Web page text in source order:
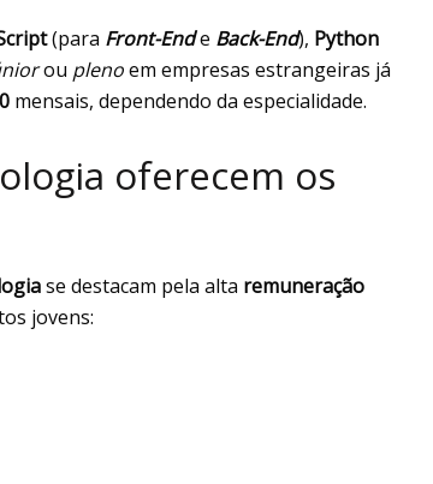
(para Front-Ende Back-End), Python
ou plenoem empresas estrangeiras já
mensais, dependendo da especialidade.
oferecem os
se destacam pela alta remuneração
jovens: